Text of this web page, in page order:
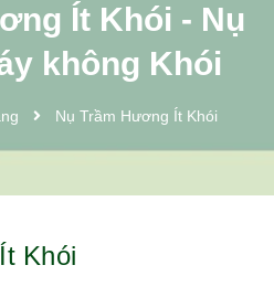
Ít Khói - Nụ
không Khói
Nụ Trầm Hương Ít Khói
Khói